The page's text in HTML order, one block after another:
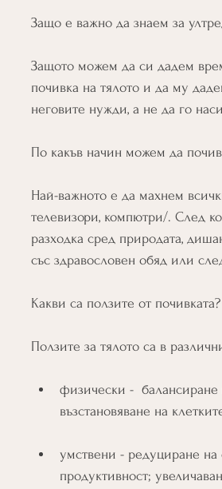
Защо е важно да знаем за
Защото можем да си дадем
почивка на тялото и да му
неговите нужди, а не да го
По какъв начин можем да
Най-важното е да махнем
телевизори, компютри/. След
разходка сред природата,
със здравословен обяд или
Какви са ползите от почивката?
Ползите за тялото са в
физически -  балансиране
възстановяване на
умствени - редуциране на
продуктивност;